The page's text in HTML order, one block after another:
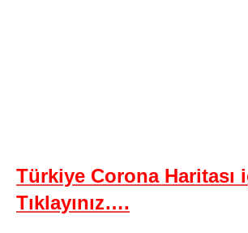
Türkiye Corona Haritası
Tıklayınız….